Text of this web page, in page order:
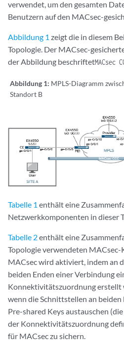
verwendet, um den gesamten
Benutzern auf den MACsec-
Abbildung 1 zeigt die in diesem
Topologie. Der MACsec-
der Abbildung beschriftetMACsec
Abbildung 1: MPLS-Diagramm
Standort B
Tabelle 1 enthält eine
Netzwerkkomponenten in dieser
Tabelle 2enthält eine
Topologie verwendeten
MACsec wird aktiviert, indem an
beiden Enden einer Verbindung
Konnektivitätszuordnung erstellt
wenn die Schnittstellen an
Pre-shared Keys austauschen
der Konnektivitätszuordnung
für MACsec zu sichern.